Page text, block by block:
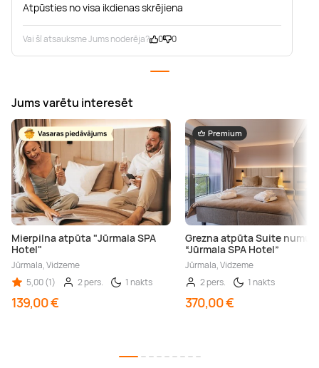
Atpūsties no visa ikdienas skrējiena
Vai šī atsauksme Jums noderēja? 0 0
Jums varētu interesēt
Mierpilna atpūta "Jūrmala SPA
Hotel"
Jūrmala, Vidzeme
5,00 (1)
2 pers. 1 nakts
139,00 €
Premium
Grezna atpūta Suite
“Jūrmala SPA Hotel”
Jūrmala, Vidzeme
2 pers.
1 nakts
370,00 €